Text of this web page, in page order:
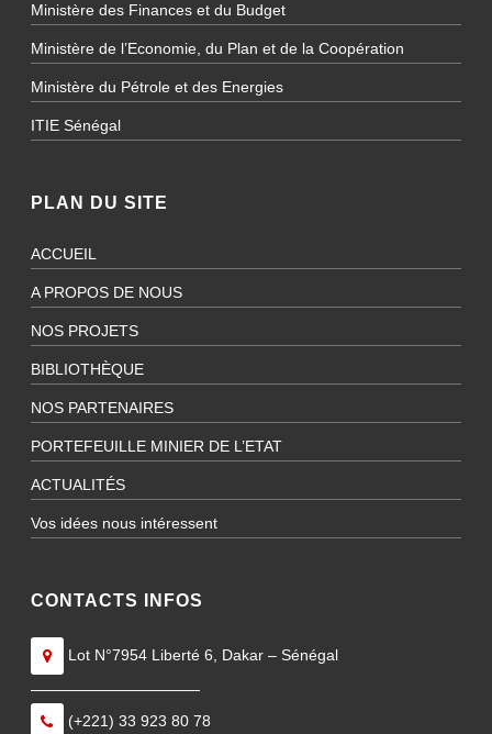
Ministère des Finances et du Budget
Ministère de l’Economie, du Plan et de la Coopération
Ministère du Pétrole et des Energies
ITIE Sénégal
PLAN DU SITE
ACCUEIL
A PROPOS DE NOUS
NOS PROJETS
BIBLIOTHÈQUE
NOS PARTENAIRES
PORTEFEUILLE MINIER DE L’ETAT
ACTUALITÉS
Vos idées nous intéressent
CONTACTS INFOS
Lot N°7954 Liberté 6, Dakar – Sénégal
———————————
(+221) 33 923 80 78